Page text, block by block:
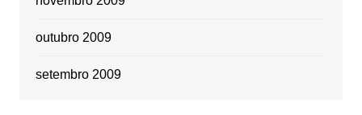
outubro 2009
setembro 2009